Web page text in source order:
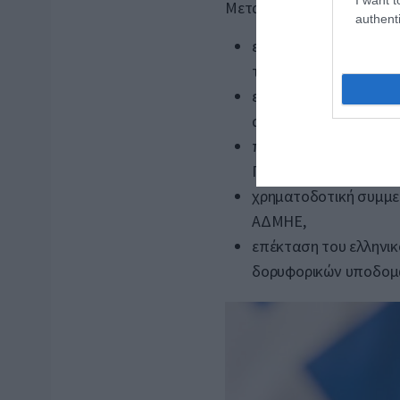
Μεταξύ άλλων
ενίσχυση των
τηλεϊατρικής,
επέκταση του
αθλητικές
προμήθεια 130 νέων
Περιφέρεια Αττικής,
χρηματοδοτική
ΑΔΜΗΕ,
επέκταση του
δορυφορικών